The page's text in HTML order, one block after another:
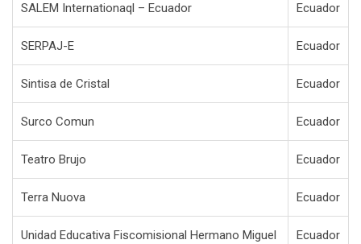
SALEM Internationaql – Ecuador Ecuador
SERPAJ-E Ecuador
Sintisa de Cristal Ecuador
Surco Comun Ecuador
Teatro Brujo Ecuador
Terra Nuova Ecuador
Unidad Educativa Fiscomisional Hermano Miguel Ecuador